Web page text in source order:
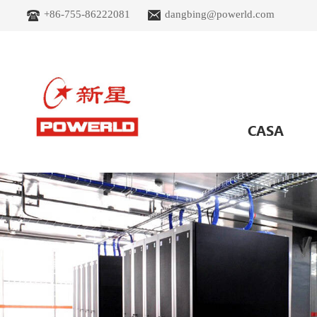
+86-755-86222081 dangbing@powerld.com
CASA